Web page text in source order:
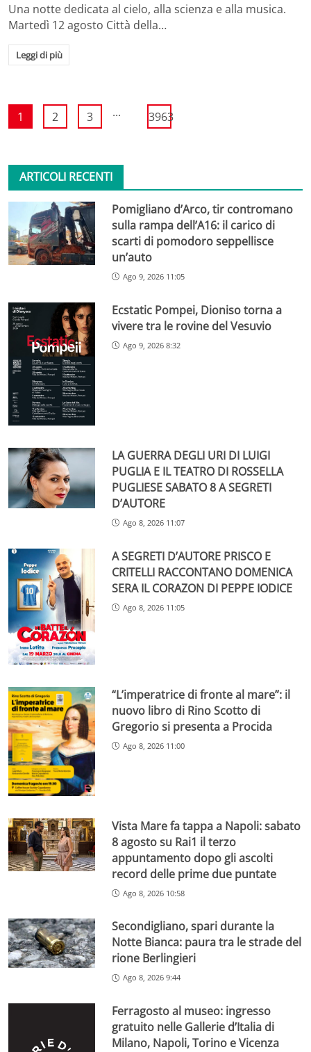
Una notte dedicata al cielo, alla scienza e alla musica.
Martedì 12 agosto Città della…
Leggi di più
1 2 3 ... 3963
ARTICOLI RECENTI
Pomigliano d’Arco, tir contromano
sulla rampa dell’A16: il carico di
scarti di pomodoro seppellisce
un’auto
Ago 9, 2026 11:05
Ecstatic Pompei, Dioniso torna a
vivere tra le rovine del Vesuvio
Ago 9, 2026 8:32
LA GUERRA DEGLI URI DI LUIGI
PUGLIA E IL TEATRO DI ROSSELLA
PUGLIESE SABATO 8 A SEGRETI
D’AUTORE
Ago 8, 2026 11:07
A SEGRETI D’AUTORE PRISCO E
CRITELLI RACCONTANO DOMENICA
SERA IL CORAZON DI PEPPE IODICE
Ago 8, 2026 11:05
“L’imperatrice di fronte al mare”: il
nuovo libro di Rino Scotto di
Gregorio si presenta a Procida
Ago 8, 2026 11:00
Vista Mare fa tappa a Napoli: sabato
8 agosto su Rai1 il terzo
appuntamento dopo gli ascolti
record delle prime due puntate
Ago 8, 2026 10:58
Secondigliano, spari durante la
Notte Bianca: paura tra le strade del
rione Berlingieri
Ago 8, 2026 9:44
Ferragosto al museo: ingresso
gratuito nelle Gallerie d’Italia di
Milano, Napoli, Torino e Vicenza